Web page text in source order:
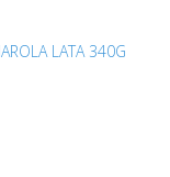
LATA 340G